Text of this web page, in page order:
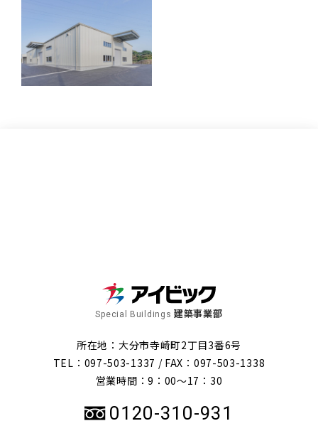
Special Buildings 建築事業部
所在地：大分市寺崎町2丁目3番6号
TEL：097-503-1337 / FAX：097-503-1338
営業時間：9：00～17：30
0120-310-931